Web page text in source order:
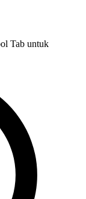
Tab untuk